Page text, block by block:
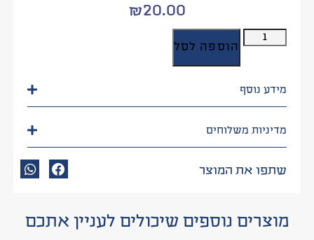
₪20.00
הוספה לסל
מידע נוסף
מדיניות משלוחים
שתפו את המוצר
מוצרים נוספים שיכולים לעניין אתכם